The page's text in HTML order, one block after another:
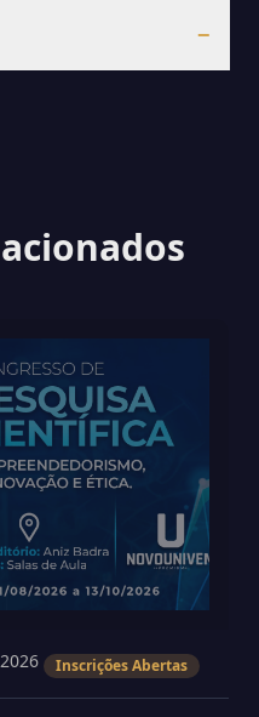
−
Inscrições Abertas